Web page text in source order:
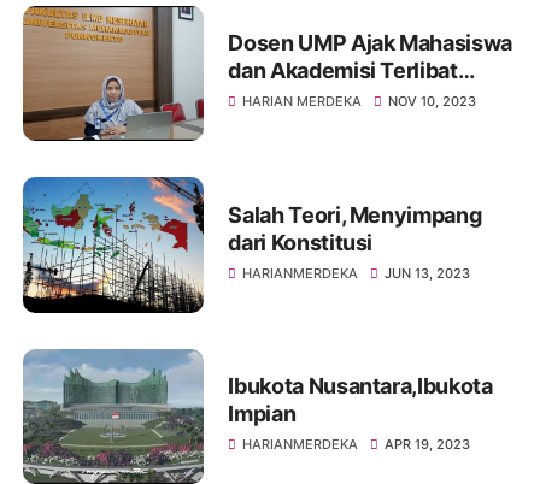
Dosen UMP Ajak Mahasiswa
dan Akademisi Terlibat
dalam Pemberdayaan
HARIAN MERDEKA NOV 10, 2023
Salah Teori, Menyimpang
dari Konstitusi
HARIANMERDEKA JUN 13, 2023
Ibukota Nusantara,Ibukota
Impian
HARIANMERDEKA APR 19, 2023